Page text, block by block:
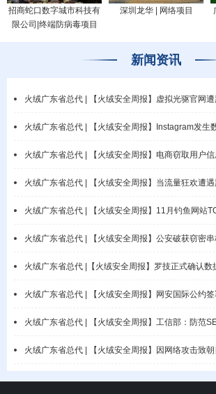
招商蛇口数字城市科技有
限公司|终端防病毒项目
深圳龙华 | 网络项目
新闻资讯
火绒广东省总代 | 【火绒安全周报】虚拟光驱官网遭黑客攻击/微软披露网络
火绒广东省总代 | 【火绒安全周报】Instagram发生数据泄露事件/教元集团疑遭勒
火绒广东省总代 | 【火绒安全周报】电商窃取用户信息骗佣/漠视保密责任酿
火绒广东省总代 | 【火绒安全周报】当流量狂欢遭遇黑产攻击：AI Agent时代业务逻辑攻击与端侧防
火绒广东省总代 | 【火绒安全周报】11月钓鱼网站TOP10公布/网警破获抢票非
火绒广东省总代 | 【火绒安全周报】公安破获窃密串标案/涉密电脑违规联网
火绒广东省总代 |【火绒安全周报】罗技正式确认数据泄露/普林斯顿大学数据库
火绒广东省总代 | 【火绒安全周报】网安国际公约签署仪式开幕/瑞典国家电网
火绒广东省总代 | 【火绒安全周报】工信部：防范SEO投毒攻击/Askul遭
火绒广东省总代 | 【火绒安全周报】因网络攻击致朝日啤酒供应告急/Discord 用户